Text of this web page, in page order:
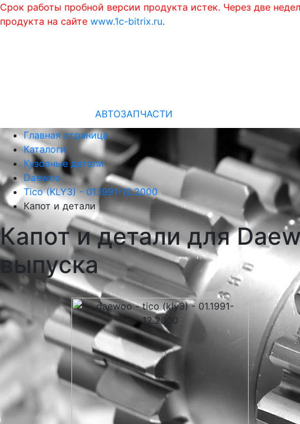
Срок работы пробной версии продукта истек. Через две
продукта на сайте www.1c-bitrix.ru.
АВТОЗАПЧАСТИ
Главная страница
Каталоги
Кузовные детали
Daewoo
Tico (KLY3) - 01.1991-12.2000
Капот и детали
Капот и детали для
выпуска